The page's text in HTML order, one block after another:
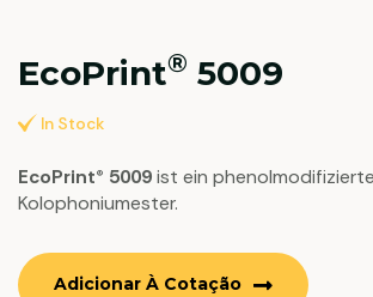
EcoPrint® 5009
In Stock
EcoPrint® 5009ist ein
Kolophoniumester.
Adicionar À Cotação